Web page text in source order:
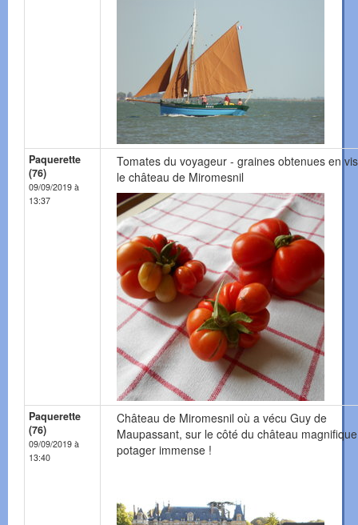
Paquerette
(76)
09/09/2019 à
13:37
Tomates du voyageur - graines obtenues en
le château de Miromesnil
Paquerette
(76)
09/09/2019 à
13:40
Château de Miromesnil où a vécu Guy de
Maupassant, sur le côté du château magnifique
potager immense !